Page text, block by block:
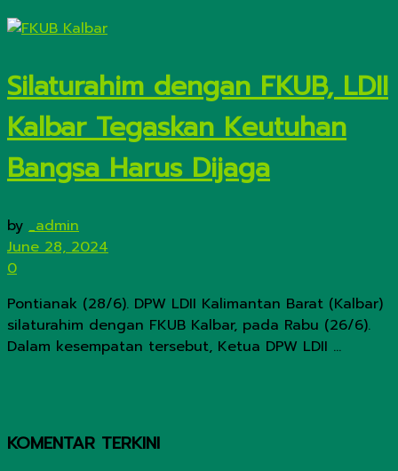
Silaturahim dengan FKUB, LDII
Kalbar Tegaskan Keutuhan
Bangsa Harus Dijaga
by _admin
June 28, 2024
0
Pontianak (28/6). DPW LDII Kalimantan Barat (Kalbar)
silaturahim dengan FKUB Kalbar, pada Rabu (26/6).
Dalam kesempatan tersebut, Ketua DPW LDII ...
KOMENTAR TERKINI